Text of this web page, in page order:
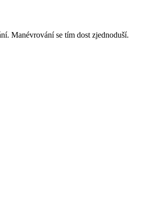
Manévrování se tím dost zjednoduší.